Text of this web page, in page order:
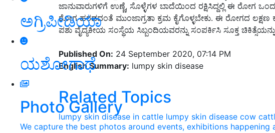
ಅಗ್ರಿಪೀಡಿಯಾ
ಯಶೋಗಾಥೆ
Photo Gallery
We capture the best photos around events, exhibitions happening
ಜಾನುವಾರುಗಳಿಗೆ ಉಣ್ಣೆ, ಸೊಳ್ಳೆಗಳ ಬಾದೆಯಿಂದ ರಕ್ಷಿಸಿದ್ದಲ್ಲಿ ಈ ರೋಗ
ರೋಗ ಹರಡದಂತೆ ಮುಂಜಾಗ್ರತಾ ಕ್ರಮ ಕೈಗೊಳ್ಳಬೇಕು. ಈ ರೋಗದ ಲಕ್ಷಣ
ಪಶು ವೈದ್ಯಕೀಯ ಸಂಸ್ಥೆಯ ಸಿಬ್ಬಂದಿಯವರನ್ನು ಸಂಪರ್ಕಿಸಿ ಸೂಕ್ತ
Published On: 24 September 2020, 07:14 PM
English Summary: lumpy skin disease
Related Topics
lumpy skin disease in cattle lumpy skin disease cow